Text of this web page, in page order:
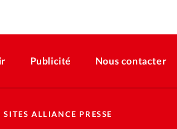
Publicité Nous contacter
SITES ALLIANCE PRESSE